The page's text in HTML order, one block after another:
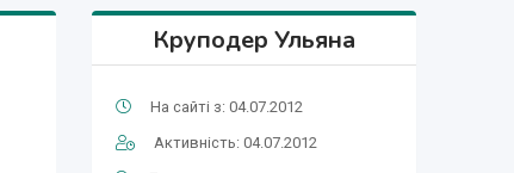
Круподер Ульяна
На сайті з: 04.07.2012
Активність: 04.07.2012